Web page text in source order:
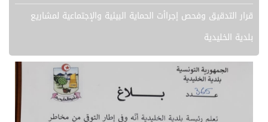
قرار التدقيق وفحص إجراأت الحماية البيئية والإجتماعية لمشاريع
بلدية الخليدية